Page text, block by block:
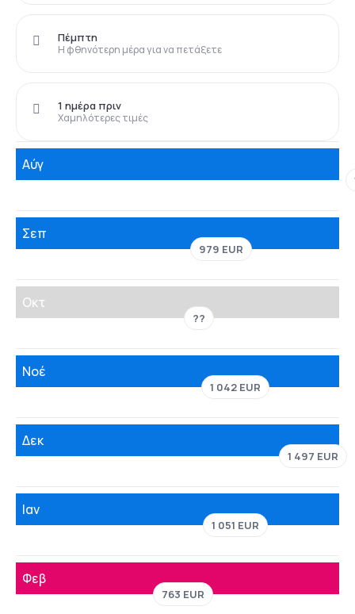
Η φθηνότερη μέρα για να πετάξετε
Πέμπτη
Χαμηλότερες τιμές
1 ημέρα πριν
Αύγ
Σεπ
979 EUR
Οκτ
??
Νοέ
1 042 EUR
Δεκ
1 497 EUR
Ιαν
1 051 EUR
Φεβ
763 EUR